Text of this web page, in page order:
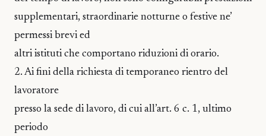
supplementari, straordinarie notturne o festive ne’
permessi brevi ed
altri istituti che comportano riduzioni di orario.
2. Ai fini della richiesta di temporaneo rientro del
lavoratore
presso la sede di lavoro, di cui all’art. 6 c. 1, ultimo
periodo